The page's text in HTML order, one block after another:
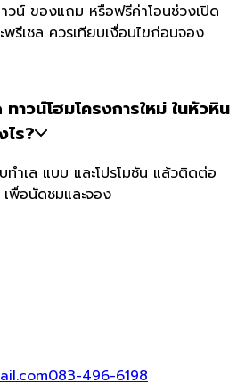
วน์ ของแถม หรือฟรีค่าโอนช่วงเปิด
รีเซล ควรเทียบเงื่อนไขก่อนจอง
าวน์โฮมโครงการใหม่ ในหัวหิน
ร?
ทำเล แบบ และโปรโมชัน แล้วติดต่อ
พื่อนัดชมและจอง
083-496-6198